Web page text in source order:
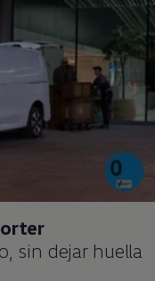
sin dejar huella